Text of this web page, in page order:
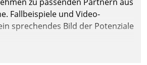
Fallbeispiele und Video-
sprechendes Bild der Potenziale